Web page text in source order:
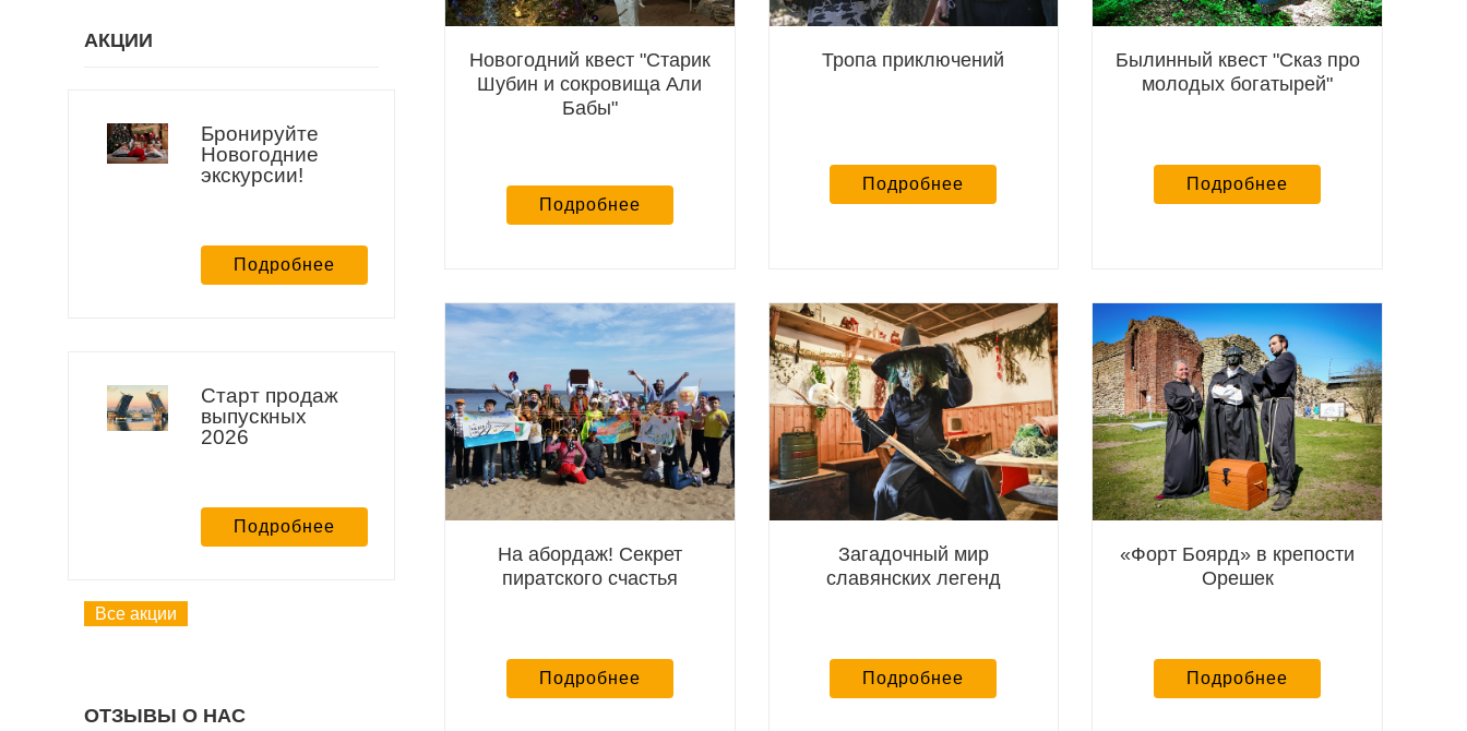
АКЦИИ
Бронируйте
Новогодние
экскурсии!
Подробнее
Старт продаж
выпускных
2026
Подробнее
Все акции
ОТЗЫВЫ О НАС
Новогодний квест "Старик
Шубин и сокровища Али
Бабы"
Подробнее
Тропа приключений
Подробнее
Былинный квест "Сказ про
молодых богатырей"
Подробнее
На абордаж! Секрет
пиратского счастья
Подробнее
Загадочный мир
славянских легенд
Подробнее
«Форт Боярд» в крепости
Орешек
Подробнее